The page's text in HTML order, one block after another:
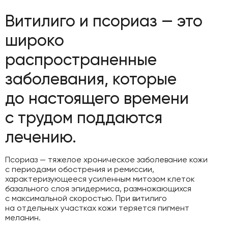
Витилиго и псориаз — это
широко
распространенные
заболевания, которые
до настоящего времени
с трудом поддаются
лечению.
Псориаз — тяжелое хроническое заболевание кожи
с периодами обострения и ремиссии,
характеризующееся усиленным митозом клеток
базального слоя эпидермиса, размножающихся
с максимальной скоростью. При витилиго
на отдельных участках кожи теряется пигмент
меланин.